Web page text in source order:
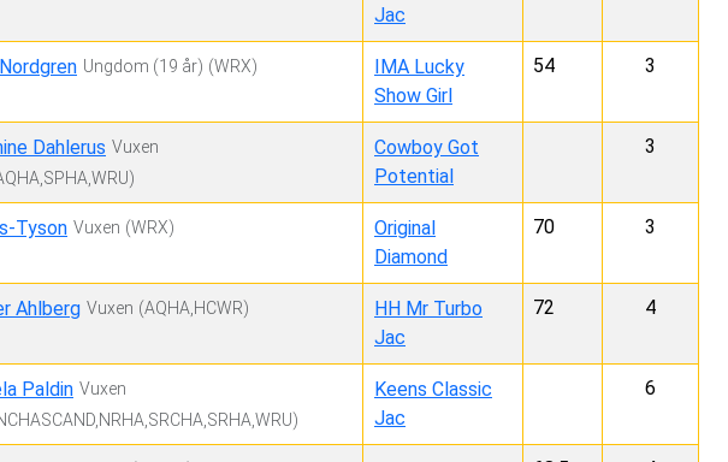
Jac
Ungdom (19 år) (WRX)
IMA Lucky
Show Girl
54 3
Dahlerus Vuxen
Cowboy Got
Potential
3
Tyson Vuxen (WRX)
Original
Diamond
70 3
Ahlberg Vuxen (AQHA,HCWR)
HH Mr Turbo
Jac
72 4
Paldin Vuxen
Keens Classic
Jac
6